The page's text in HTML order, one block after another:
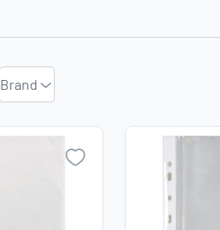
Brand